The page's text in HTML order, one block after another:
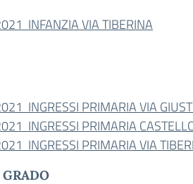
INFANZIA VIA TIBERINA
INGRESSI PRIMARIA VIA
INGRESSI PRIMARIA
INGRESSI PRIMARIA VIA